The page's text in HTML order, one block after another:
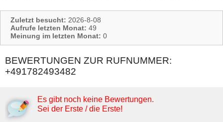
Zuletzt besucht: 2026-8-08
Aufrufe letzten Monat: 49
Meinung im letzten Monat: 0
BEWERTUNGEN ZUR RUFNUMMER:
+491782493482
Es gibt noch keine Bewertungen.
Sei der Erste / die Erste!